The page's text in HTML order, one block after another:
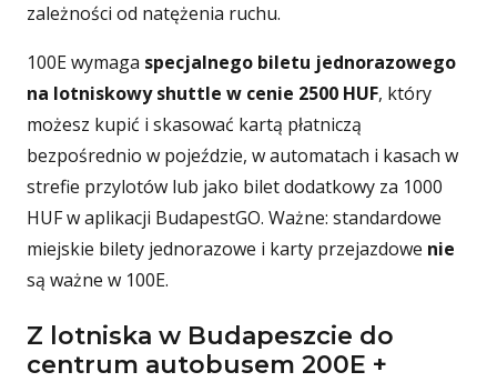
zależności od natężenia ruchu.
100E wymaga specjalnego biletu jednorazowego
na lotniskowy shuttle w cenie 2500 HUF, który
możesz kupić i skasować kartą płatniczą
bezpośrednio w pojeździe, w automatach i kasach w
strefie przylotów lub jako bilet dodatkowy za 1000
HUF w aplikacji BudapestGO. Ważne: standardowe
miejskie bilety jednorazowe i karty przejazdowe nie
są ważne w 100E.
Z lotniska w Budapeszcie do
centrum autobusem 200E +